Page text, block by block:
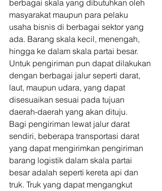
berbagai skala yang dibutuhkan oleh
masyarakat maupun para pelaku
usaha bisnis di berbagai sektor yang
ada. Barang skala kecil, menengah,
hingga ke dalam skala partai besar.
Untuk pengiriman pun dapat dilakukan
dengan berbagai jalur seperti darat,
laut, maupun udara, yang dapat
disesuaikan sesuai pada tujuan
daerah-daerah yang akan dituju.
Bagi pengiriman lewat jalur darat
sendiri, beberapa transportasi darat
yang dapat mengirimkan pengiriman
barang logistik dalam skala partai
besar adalah seperti kereta api dan
truk. Truk yang dapat mengangkut